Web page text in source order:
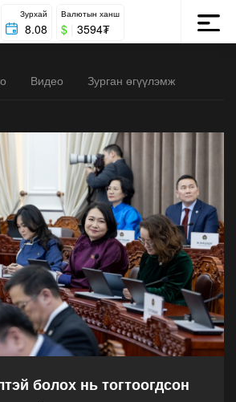
Зурхай
8.08
Валютын ханш
$ 3594₮
Видео Зурган өгүүлэмж
болох нь тогтоогдсон